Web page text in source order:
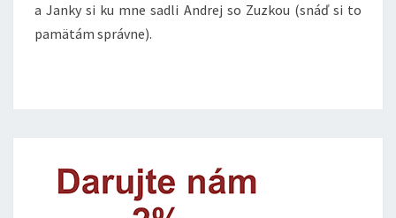
a Janky si ku mne sadli Andrej so Zuzkou (snáď si to
pamätám správne).